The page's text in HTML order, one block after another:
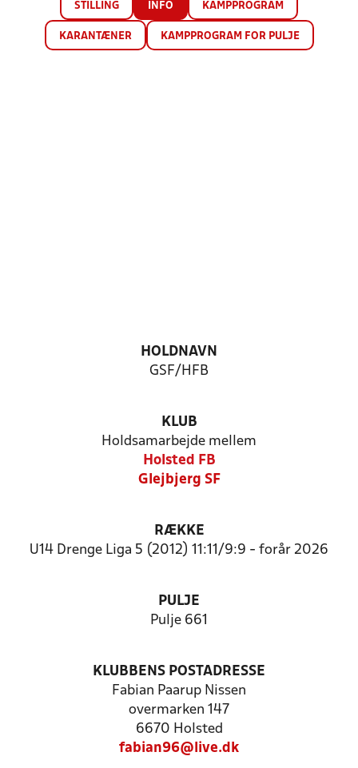
STILLING INFO KAMPPROGRAM
KARANTÆNER KAMPPROGRAM FOR PULJE
HOLDNAVN
GSF/HFB
KLUB
Holdsamarbejde mellem
Holsted FB
Glejbjerg SF
RÆKKE
U14 Drenge Liga 5 (2012) 11:11/9:9 - forår 2026
PULJE
Pulje 661
KLUBBENS POSTADRESSE
Fabian Paarup Nissen
overmarken 147
6670 Holsted
fabian96@live.dk